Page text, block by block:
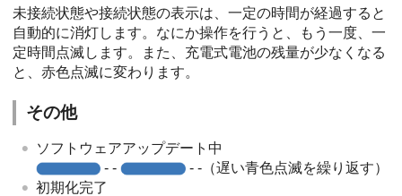
未接続状態や接続状態の表示は、一定の時間が経過すると
自動的に消灯します。なにか操作を行うと、もう一度、一
定時間点滅します。また、充電式電池の残量が少なくなる
と、赤色点滅に変わります。
その他
ソフトウェアアップデート中
- -
- -（遅い青色点滅を繰り返す）
初期化完了